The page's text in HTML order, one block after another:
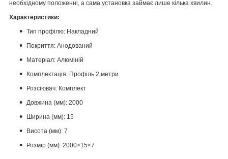
необхідному положенні, а сама установка займає лише кілька хвилин.
Характеристики:
Тип профілю: Накладний
Покриття: Анодований
Матеріал: Алюміній
Комплектація: Профіль 2 метри
Розсіювач: Комплект
Довжина (мм): 2000
Ширина (мм): 15
Висота (мм): 7
Розмір (мм): 2000×15×7